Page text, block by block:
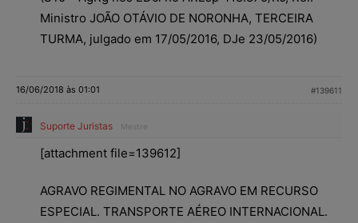
Ministro JOÃO OTÁVIO DE NORONHA, TERCEIRA
TURMA, julgado em 17/05/2016, DJe 23/05/2016)
16/06/2018 às 01:01 #139611
Suporte Juristas Mestre
[attachment file=139612]
AGRAVO REGIMENTAL NO AGRAVO EM RECURSO
ESPECIAL. TRANSPORTE AÉREO INTERNACIONAL.